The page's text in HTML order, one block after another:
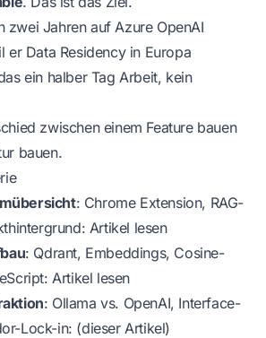
zwei Jahren auf Azure OpenAI
er Data Residency in Europa
ein halber Tag Arbeit, kein
zwischen einem Feature bauen
bauen.
: Chrome Extension, RAG-
Artikel lesen
: Qdrant, Embeddings, Cosine-
Artikel lesen
: Ollama vs. OpenAI, Interface-
Lock-in: (dieser Artikel)